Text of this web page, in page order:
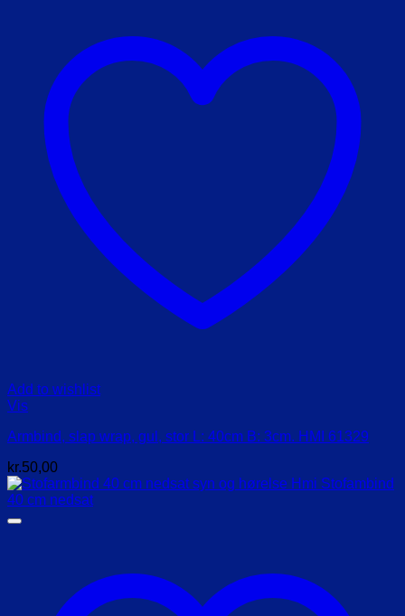
Add to wishlist
Vis
Armbind, slap wrap, gul, stor L: 40cm B: 3cm. HMI 61329
kr.50,00